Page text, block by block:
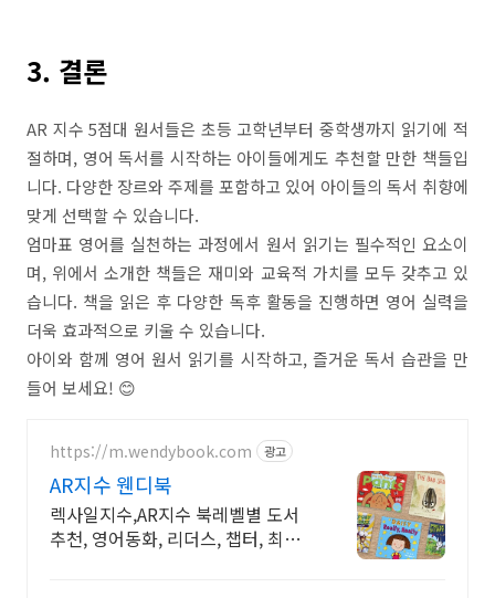
3. 결론
AR 지수 5점대 원서들은 초등 고학년부터 중학생까지 읽기에 적
절하며, 영어 독서를 시작하는 아이들에게도 추천할 만한 책들입
니다. 다양한 장르와 주제를 포함하고 있어 아이들의 독서 취향에
맞게 선택할 수 있습니다.
엄마표 영어를 실천하는 과정에서 원서 읽기는 필수적인 요소이
며, 위에서 소개한 책들은 재미와 교육적 가치를 모두 갖추고 있
습니다. 책을 읽은 후 다양한 독후 활동을 진행하면 영어 실력을
더욱 효과적으로 키울 수 있습니다.
아이와 함께 영어 원서 읽기를 시작하고, 즐거운 독서 습관을 만
들어 보세요! 😊
https://m.wendybook.com 광고
AR지수 웬디북
렉사일지수,AR지수 북레벨별 도서
추천, 영어동화, 리더스, 챕터, 최저